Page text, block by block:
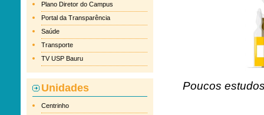
Plano Diretor do Campus
Portal da Transparência
Saúde
Transporte
TV USP Bauru
Unidades
Centrinho
Poucos